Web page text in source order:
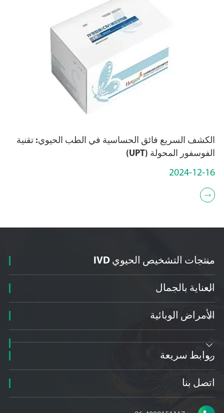
الكشف السريع فائق الحساسية في الطب الحيوي: تقنية
الفوسفور المحولة (UPT)
2024-12-16

منتجات التشخيص الحيوي IVD

العناية بالجمال

الأمراض الوبائية


روابط سريعة

اتصل بنا